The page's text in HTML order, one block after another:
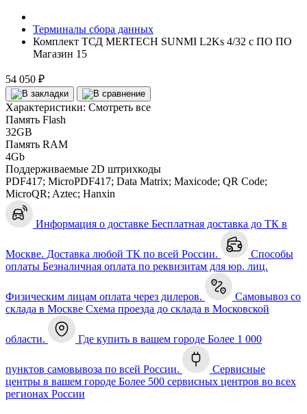
Терминалы сбора данных
Комплект ТСД MERTECH SUNMI L2Ks 4/32 с ПО ПО
Магазин 15
54 050 ₽
Характеристики: Смотреть все
Память Flash
32GB
Память RAM
4Gb
Поддерживаемые 2D штрихкоды
PDF417; MicroPDF417; Data Matrix; Maxicode; QR Code;
MicroQR; Aztec; Hanxin
Информация о доставке Бесплатная доставка до ТК в
Москве. Доставка любой ТК по всей России.
Способы
оплаты Безналичная оплата по реквизитам для юр. лиц.
Физическим лицам оплата через дилеров.
Самовывоз со
склада в Москве Схема проезда до склада в Московской
области. Где купить в вашем городе Более 1 000
пунктов самовывоза по всей России.
Сервисные
центры в вашем городе Более 500 сервисных центров во всех
регионах России